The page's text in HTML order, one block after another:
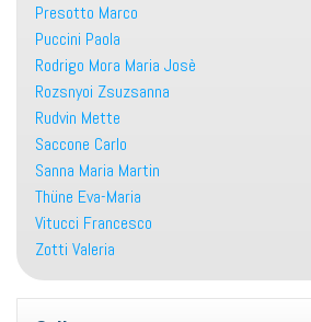
Presotto Marco
Puccini Paola
Rodrigo Mora Maria Josè
Rozsnyoi Zsuzsanna
Rudvin Mette
Saccone Carlo
Sanna Maria Martin
Thüne Eva-Maria
Vitucci Francesco
Zotti Valeria